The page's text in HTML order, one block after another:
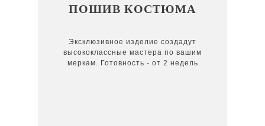
Эксклюзивное изделие создадут
высококлассные мастера по вашим
меркам. Готовность - от 2 недель
ПОШИВ КОСТЮМА